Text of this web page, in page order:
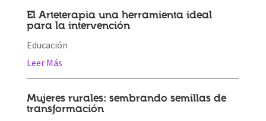
El Arteterapia una herramienta ideal
para la intervención
Educación
Leer Más
Mujeres rurales: sembrando semillas de
transformación